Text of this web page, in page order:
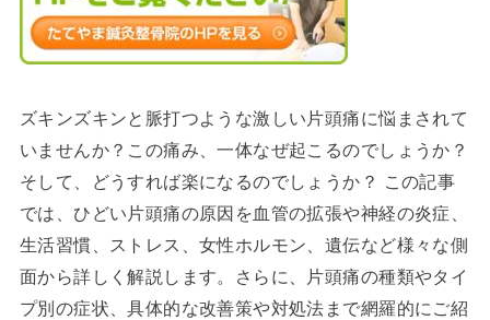
ズキンズキンと脈打つような激しい片頭痛に悩まされて
いませんか？この痛み、一体なぜ起こるのでしょうか？
そして、どうすれば楽になるのでしょうか？ この記事
では、ひどい片頭痛の原因を血管の拡張や神経の炎症、
生活習慣、ストレス、女性ホルモン、遺伝など様々な側
面から詳しく解説します。さらに、片頭痛の種類やタイ
プ別の症状、具体的な改善策や対処法まで網羅的にご紹